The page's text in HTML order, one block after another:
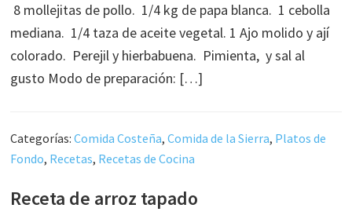
8 mollejitas de pollo. 1/4 kg de papa blanca. 1 cebolla
mediana. 1/4 taza de aceite vegetal. 1 Ajo molido y ají
colorado. Perejil y hierbabuena. Pimienta, y sal al
gusto Modo de preparación: […]
Categorías:Comida Costeña,Comida de la Sierra, Platos de
Fondo, Recetas, Recetas de Cocina
Receta de arroz tapado